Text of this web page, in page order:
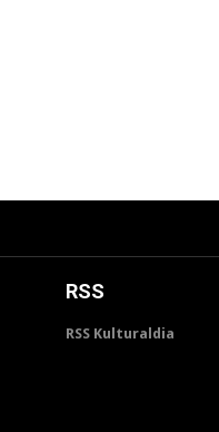
RSS
RSS Kulturaldia